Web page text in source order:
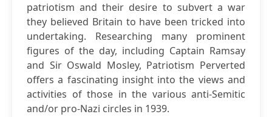
patriotism and their desire to subvert a war
they believed Britain to have been tricked into
undertaking. Researching many prominent
figures of the day, including Captain Ramsay
and Sir Oswald Mosley, Patriotism Perverted
offers a fascinating insight into the views and
activities of those in the various anti-Semitic
and/or pro-Nazi circles in 1939.